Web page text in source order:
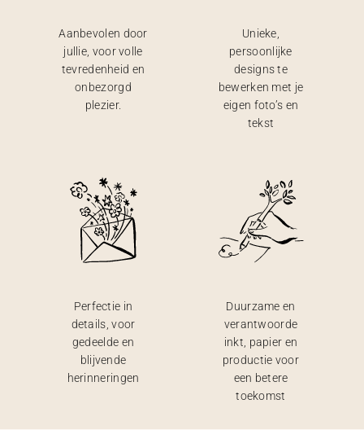
Aanbevolen door
jullie, voor volle
tevredenheid en
onbezorgd
plezier.
Unieke,
persoonlijke
designs te
bewerken met je
eigen foto’s en
tekst
Perfectie in
details, voor
gedeelde en
blijvende
herinneringen
Duurzame en
verantwoorde
inkt, papier en
productie voor
een betere
toekomst